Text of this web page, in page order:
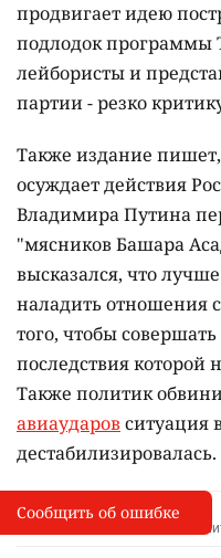
продвигает идею
подлодок программы
лейбористы и
партии - резко
Также издание
осуждает действия
Владимира Путина
"мясников Башара
высказался, что
наладить отношения
того, чтобы
последствия которой
Также политик
авиаударовситуация
дестабилизировалась.
I
Сообщить об опечатке
Выделите фрагмент и
Сообщить об ошибке